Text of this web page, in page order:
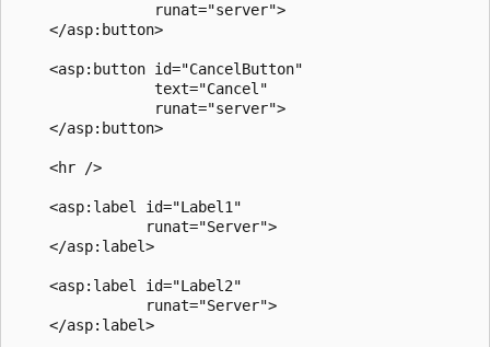
                runat="server">
    </asp:button>
    <asp:button id="CancelButton"
                text="Cancel"
                runat="server">
    </asp:button>
    <hr />
    <asp:label id="Label1"
               runat="Server">
    </asp:label>
    <asp:label id="Label2"
               runat="Server">
    </asp:label>